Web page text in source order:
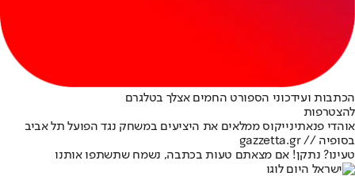
הכתבות ועידכוני הספורט החמים אצלך בטלגרם
להצטרפות
אוהדי פנאתינייקוס ממלאים את היציעים במשחק נגד הפועל תל אביב
בסופיה // gazzetta.gr
טעינו? נתקן! אם מצאתם טעות בכתבה, נשמח שתשתפו אותנו